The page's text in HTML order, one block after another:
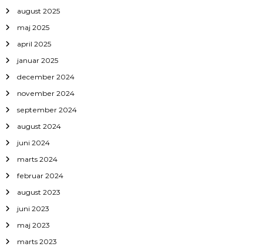
august 2025
maj 2025
april 2025
januar 2025
december 2024
november 2024
september 2024
august 2024
juni 2024
marts 2024
februar 2024
august 2023
juni 2023
maj 2023
marts 2023